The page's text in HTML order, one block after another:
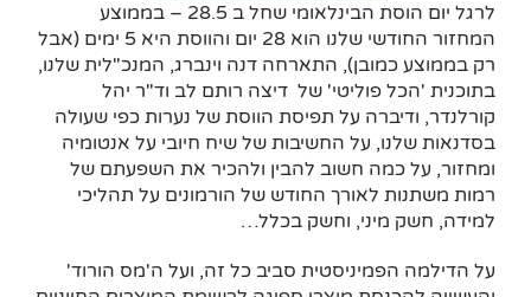
לרגל יום הוסת הבינלאומי שחל ב 28.5 – בממוצע
המחזור החודשי שלנו הוא 28 יום והווסת היא 5 ימים (אבל
רק בממוצע כמובן), התארחה דנה וינברג, המנכ"לית שלנו,
בתוכנית 'הכל פוליטי' של דיצה רותם לב וד"ר יהל
קורלנדר, ודיברה על תפיסת הווסת של נערות כפי שעולה
בסדנאות שלנו, על החשיבות של שיח חיובי על אנטומיה
ומחזור, על כמה חשוב להבין ולהכיר את השפעתם של
רמות משתנות לאורך החודש של הורמונים על תהליכי
למידה, חשק מיני, וחשק בכלל…
על הדילמה הפמיניסטית סביב כל זה, ועל ה'מס הורוד'